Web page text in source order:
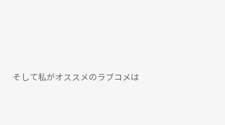
そして私がオススメのラブコメは